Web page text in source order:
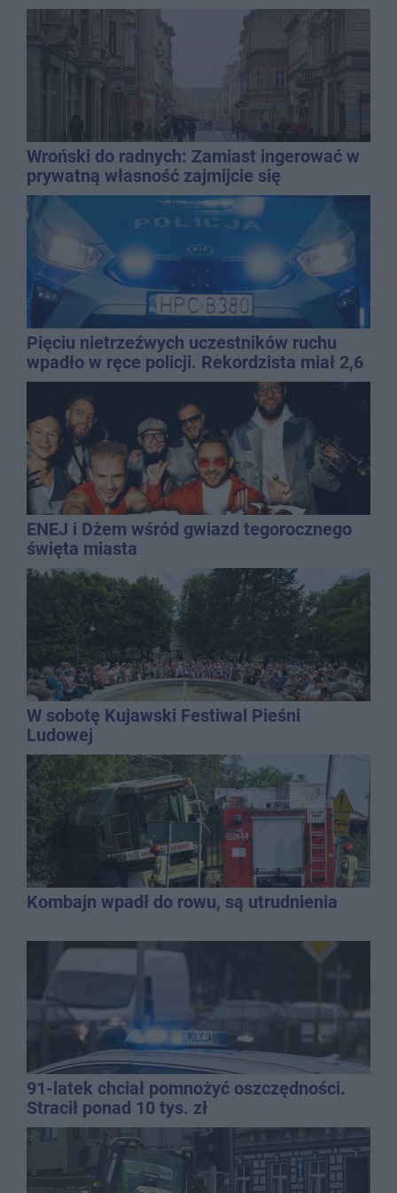
Wroński do radnych: Zamiast ingerować w
prywatną własność zajmijcie się
gospodarką
Pięciu nietrzeźwych uczestników ruchu
wpadło w ręce policji. Rekordzista miał 2,6
promila
ENEJ i Dżem wśród gwiazd tegorocznego
święta miasta
W sobotę Kujawski Festiwal Pieśni
Ludowej
Kombajn wpadł do rowu, są utrudnienia
91-latek chciał pomnożyć oszczędności.
Stracił ponad 10 tys. zł